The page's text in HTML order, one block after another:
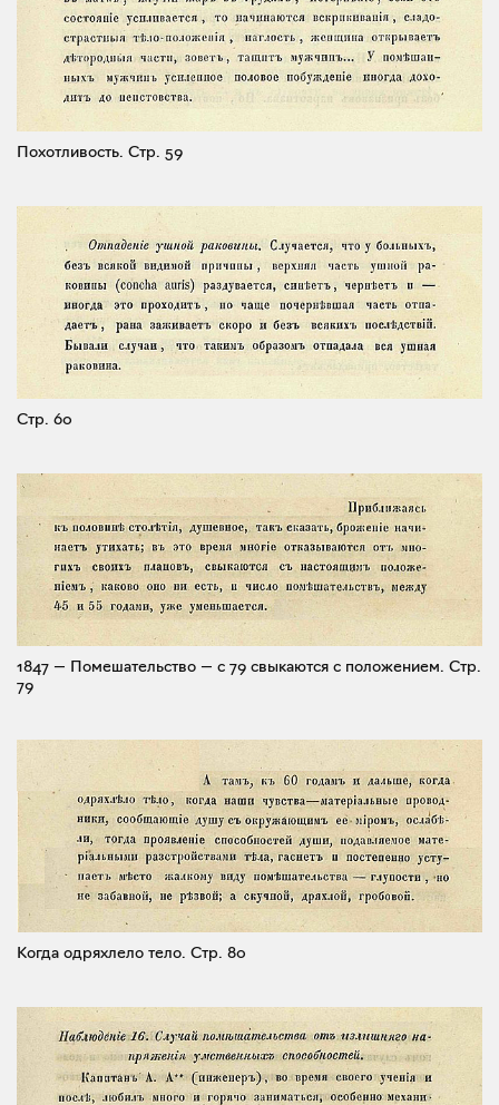
Похотливость. Стр. 59
Стр. 60
1847 — Помешательство — с 79 свыкаются с положением. Стр.
79
Когда одряхлело тело. Стр. 80